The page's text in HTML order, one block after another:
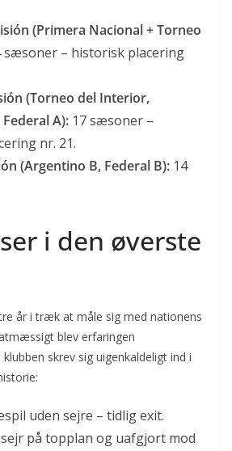
(Primera Nacional + Torneo
sæsoner – historisk placering
(Torneo del Interior,
A): 17 sæsoner –
nr. 21.
(Argentino B, Federal B): 14
i den øverste
år i træk at måle sig med nationens
blev erfaringen
skrev sig uigenkaldeligt ind i
uden sejre – tidlig exit.
på topplan og uafgjort mod